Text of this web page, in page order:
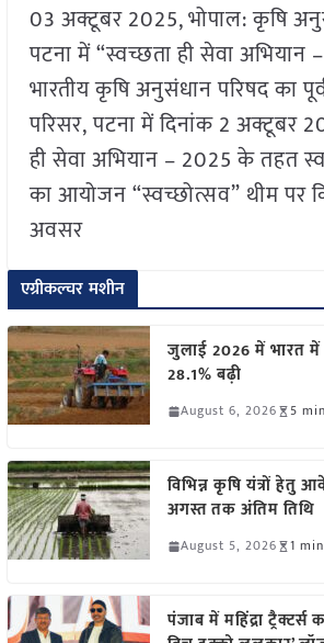
03 अक्टूबर 2025, भोपाल: कृषि
पटना में “स्वच्छता ही सेवा अभियान
भारतीय कृषि अनुसंधान परिषद का
परिसर, पटना में दिनांक 2 अक्टूबर
ही सेवा अभियान – 2025 के तहत
का आयोजन “स्वच्छोत्सव” थीम पर
अवसर
एग्रीकल्चर मशीन
जुलाई 2026 में भारत में
28.1% बढ़ी
August 6, 2026 5
विभिन्न कृषि यंत्रों
अगस्त तक अंतिम तिथि
August 5, 2026 1
पंजाब में महिंद्रा ट्रैक्टर्स